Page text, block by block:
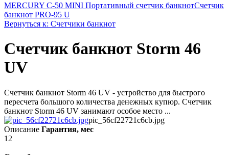
MERCURY C-50 MINI Портативный счетчик банкнотСчетчик
банкнот PRO-95 U
Вернуться к: Счетчики банкнот
Счетчик банкнот Storm 46
UV
Счетчик банкнот Storm 46 UV - устройство для быстрого
пересчета большого количества денежных купюр. Счетчик
банкнот Storm 46 UV занимают особое место ...
pic_56cf22721c6cb.jpg
Описание Гарантия, мес
12